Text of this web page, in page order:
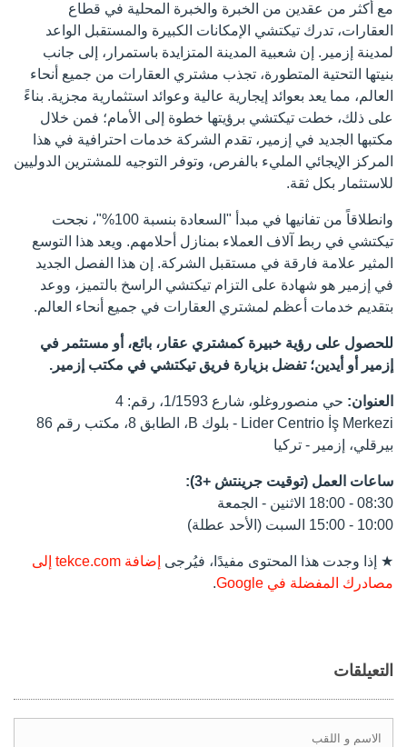
مع أكثر من عقدين من الخبرة والخبرة المحلية في قطاع
العقارات، تدرك تيكتشي الإمكانات الكبيرة والمستقبل الواعد
لمدينة إزمير. إن شعبية المدينة المتزايدة باستمرار، إلى جانب
بنيتها التحتية المتطورة، تجذب مشتري العقارات من جميع أنحاء
العالم، مما يعد بعوائد إيجارية عالية وعوائد استثمارية مجزية. بناءً
على ذلك، خطت تيكتشي برؤيتها خطوة إلى الأمام؛ فمن خلال
مكتبها الجديد في إزمير، تقدم الشركة خدمات احترافية في هذا
المركز الإيجائي المليء بالفرص، وتوفر التوجيه للمشترين الدوليين
للاستثمار بكل ثقة.
وانطلاقاً من تفانيها في مبدأ "السعادة بنسبة 100%"، نجحت
تيكتشي في ربط آلاف العملاء بمنازل أحلامهم. ويعد هذا التوسع
المثير علامة فارقة في مستقبل الشركة. إن هذا الفصل الجديد
في إزمير هو شهادة على التزام تيكتشي الراسخ بالتميز، ووعد
بتقديم خدمات أعظم لمشتري العقارات في جميع أنحاء العالم.
للحصول على رؤية خبيرة كمشتري عقار، بائع، أو مستثمر في
إزمير أو أيدين؛ تفضل بزيارة فريق تيكتشي في مكتب إزمير.
العنوان: ​حي منصوروغلو، شارع 1/1593، رقم: 4
Lider Centrio İş Merkezi - بلوك B، الطابق 8، مكتب رقم 86
بيرقلي، إزمير - تركيا
ساعات العمل (توقيت جرينتش +3):
08:30 - 18:00 الاثنين - الجمعة
10:00 - 15:00 السبت (الأحد عطلة)
★ إذا وجدت هذا المحتوى مفيدًا، فيُرجى
إضافة tekce.com إلى
مصادرك المفضلة في Google
.
التعيلقات